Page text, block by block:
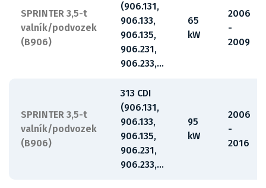
SPRINTER 3,5-t
valník/podvozek
(B906)
(906.131,
906.133,
906.135,
906.231,
906.233,...
65
kW
2006
-
2009
SPRINTER 3,5-t
valník/podvozek
(B906)
313 CDI
(906.131,
906.133,
906.135,
906.231,
906.233,...
95
kW
2006
-
2016